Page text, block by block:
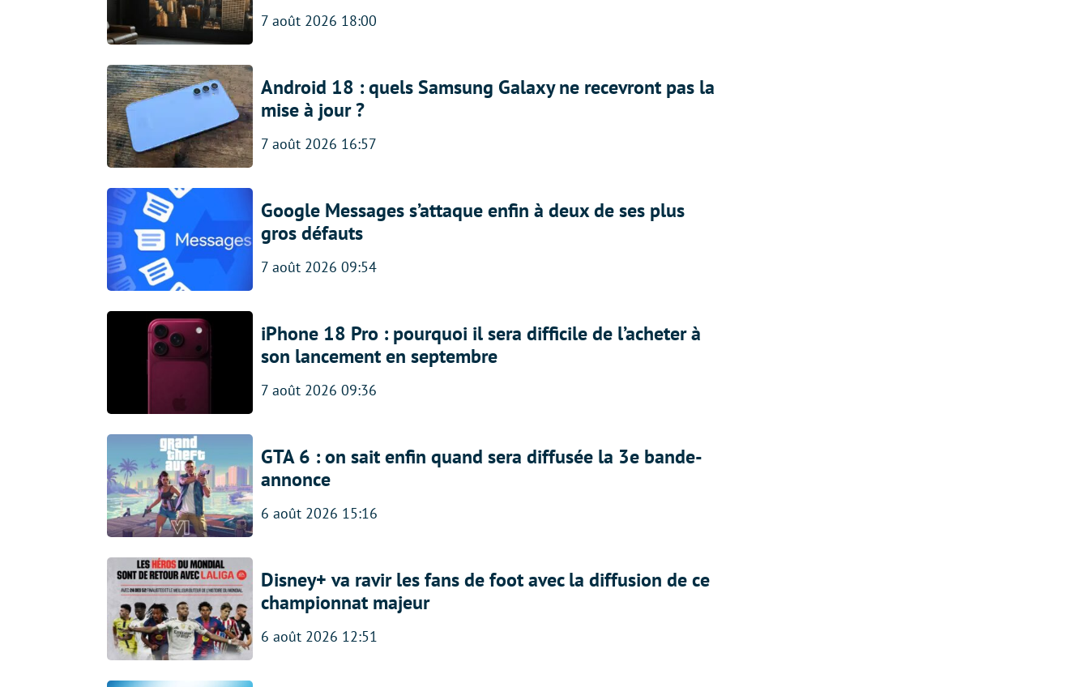
7 août 2026 18:00
Android 18 : quels Samsung Galaxy ne recevront pas la
mise à jour ?
7 août 2026 16:57
Google Messages s’attaque enfin à deux de ses plus
gros défauts
7 août 2026 09:54
iPhone 18 Pro : pourquoi il sera difficile de l’acheter à
son lancement en septembre
7 août 2026 09:36
GTA 6 : on sait enfin quand sera diffusée la 3e bande-
annonce
6 août 2026 15:16
Disney+ va ravir les fans de foot avec la diffusion de ce
championnat majeur
6 août 2026 12:51